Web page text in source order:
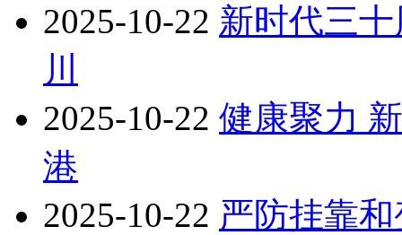
2025-10-22 新时代三
川
2025-10-22 健康聚力
港
2025-10-22 严防挂靠